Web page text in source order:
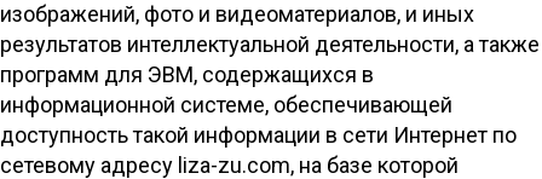
изображений, фото и видеоматериалов, и иных
результатов интеллектуальной деятельности, а также
программ для ЭВМ, содержащихся в
информационной системе, обеспечивающей
доступность такой информации в сети Интернет по
сетевому адресу liza-zu.com, на базе которой